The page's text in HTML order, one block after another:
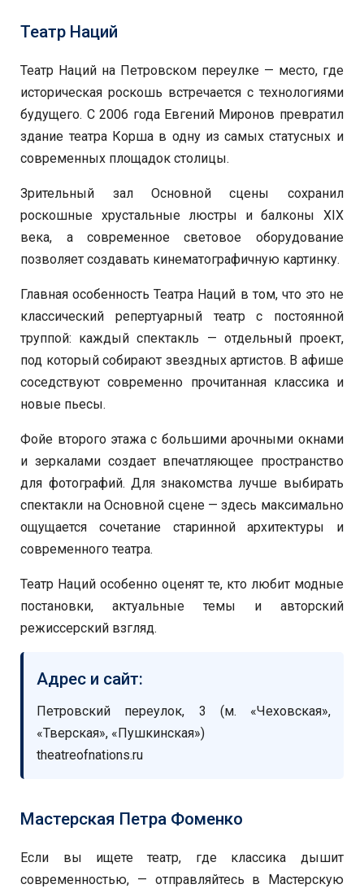
Театр Наций
Театр Наций на Петровском переулке — место, где
историческая роскошь встречается с технологиями
будущего. С 2006 года Евгений Миронов превратил
здание театра Корша в одну из самых статусных и
современных площадок столицы.
Зрительный зал Основной сцены сохранил
роскошные хрустальные люстры и балконы XIX
века, а современное световое оборудование
позволяет создавать кинематографичную картинку.
Главная особенность Театра Наций в том, что это не
классический репертуарный театр с постоянной
труппой: каждый спектакль — отдельный проект,
под который собирают звездных артистов. В афише
соседствуют современно прочитанная классика и
новые пьесы.
Фойе второго этажа с большими арочными окнами
и зеркалами создает впечатляющее пространство
для фотографий. Для знакомства лучше выбирать
спектакли на Основной сцене — здесь максимально
ощущается сочетание старинной архитектуры и
современного театра.
Театр Наций особенно оценят те, кто любит модные
постановки, актуальные темы и авторский
режиссерский взгляд.
Адрес и сайт:
Петровский переулок, 3 (м. «Чеховская»,
«Тверская», «Пушкинская»)
theatreofnations.ru
Мастерская Петра Фоменко
Если вы ищете театр, где классика дышит
современностью, — отправляйтесь в Мастерскую